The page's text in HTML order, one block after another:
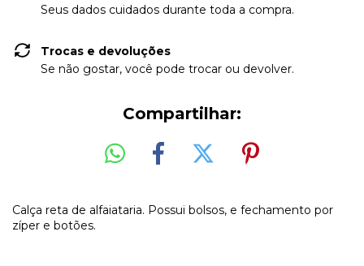
Seus dados cuidados durante toda a compra.
Trocas e devoluções
Se não gostar, você pode trocar ou devolver.
Compartilhar:
Calça reta de alfaiataria. Possui bolsos, e fechamento por
zíper e botões.